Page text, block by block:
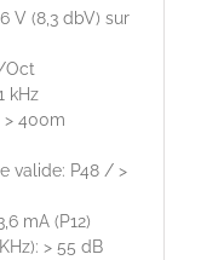
V (8,3 dbV) sur
Oct
kHz
> 400m
valide: P48 / >
mA (P12)
> 55 dB